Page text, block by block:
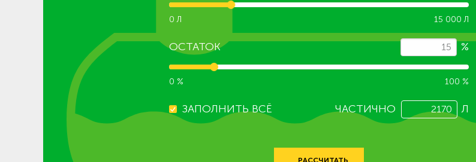
0 Л 15 000 Л
ОСТАТОК %
0 % 100 %
ЗАПОЛНИТЬ ВСЁ ЧАСТИЧНО Л
РАССЧИТАТЬ